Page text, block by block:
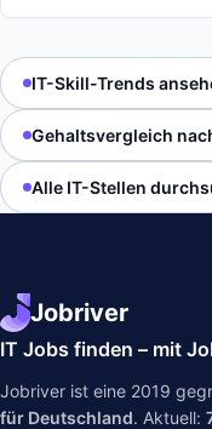
IT-Skill-Trends
Gehaltsvergleich
Alle IT-Stellen
Jobriver
IT Jobs finden – mit
Jobriver ist eine 2019
für Deutschland. Aktuell: